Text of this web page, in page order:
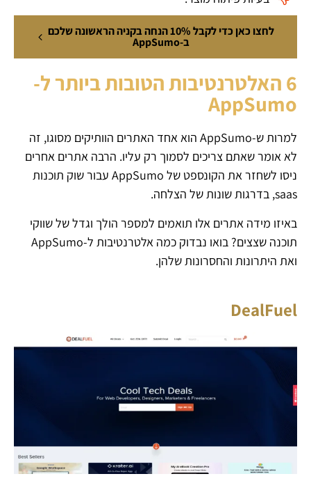
לחצו כאן כדי לקבל 10% הנחה בקניה הראשונה שלכם
ב-AppSumo
6 האלטרנטיבות הטובות ביותר ל-
AppSumo
למרות ש-AppSumo הוא אחד האתרים הוותיקים מסוגו, זה
לא אומר שאתם צריכים לסמוך רק עליו. הרבה אתרים אחרים
ניסו לשחזר את הקונספט של AppSumo עבור שוק תוכנות
saas, בדרגות שונות של הצלחה.
באיזו מידה אתרים אלו תואמים למספר הולך וגדל של שווקי
תוכנה שצצים? בואו נבדוק כמה אלטרנטיבות ל-AppSumo
ואת היתרונות והחסרונות שלהן.
DealFuel